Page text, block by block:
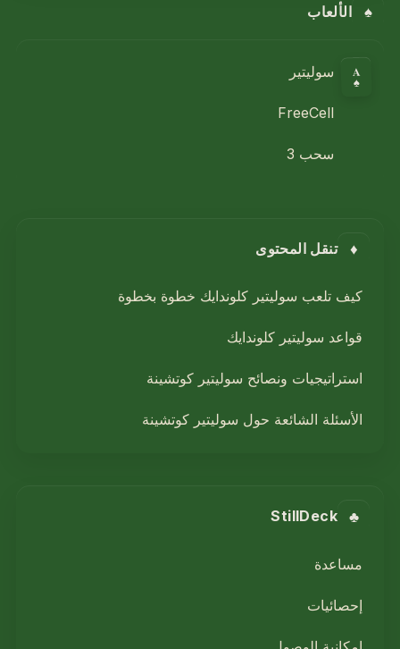
♠ الألعاب
A
♠
سوليتير
FreeCell
سحب 3
♦ تنقل المحتوى
كيف تلعب سوليتير كلوندايك خطوة بخطوة
قواعد سوليتير كلوندايك
استراتيجيات ونصائح سوليتير كوتشينة
الأسئلة الشائعة حول سوليتير كوتشينة
♣
StillDeck
مساعدة
إحصائيات